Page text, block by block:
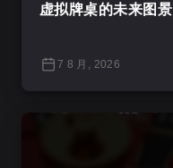
虚拟牌桌的未来图景
7 8 月, 2026